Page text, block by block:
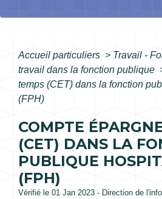
Accueil particuliers > Travail -
travail dans la fonction publique
temps (CET) dans la fonction
(FPH)
COMPTE
(CET) DANS LA
PUBLIQUE
(FPH)
Vérifié le 01 Jan 2023 - Direction de